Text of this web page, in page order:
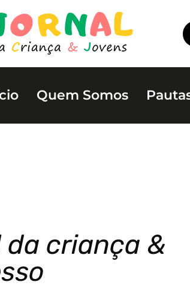
Quem Somos
criança &